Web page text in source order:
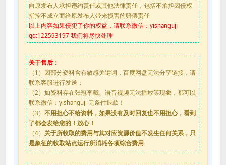
向原发布人承担违约责任或其他法律责任，包括不承担因侵权
指控不成立而给原发布人带来损害的赔偿责任
以上内容如果侵犯了你的权益，请联系微信：yishanguji
qq:122593197 我们将尽快处理
关于售后：
（1）因部分资料含有敏感关键词，百度网盘无法分享链接，请
联系客服进行发送；
（2）如资料存在张冠李戴、语音视频无法播放等现象，都可以
联系微信：yishanguji 无条件退款！
（3） 不用担心不给资料，如果没有及时回复也不用担心，看到
了都会发给您的！放心！
（4） 关于所收取的费用与其对应资源价值不发生任何关系，只
是象征的收取站点运行所消耗各项综合费用